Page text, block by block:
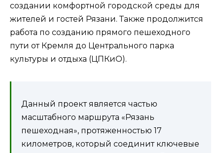
создании комфортной городской среды для
жителей и гостей Рязани. Также продолжится
работа по созданию прямого пешеходного
пути от Кремля до Центрального парка
культуры и отдыха (ЦПКиО).
Данный проект является частью
масштабного маршрута «Рязань
пешеходная», протяженностью 17
километров, который соединит ключевые